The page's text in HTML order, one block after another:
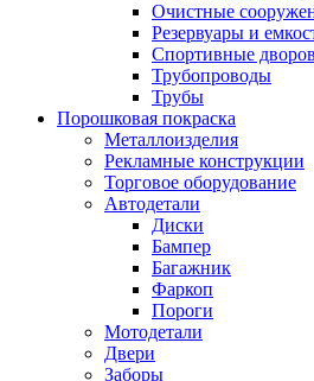
Очистные
Резервуары и
Спортивные
Трубопроводы
Трубы
Порошковая покраска
Металлоизделия
Рекламные конструкции
Торговое оборудование
Автодетали
Диски
Бампер
Багажник
Фаркоп
Пороги
Мотодетали
Двери
Заборы